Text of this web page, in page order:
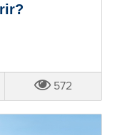
572